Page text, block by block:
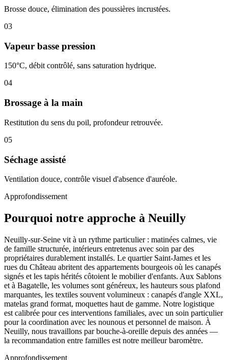
Brosse douce, élimination des poussières incrustées.
03
Vapeur basse pression
150°C, débit contrôlé, sans saturation hydrique.
04
Brossage à la main
Restitution du sens du poil, profondeur retrouvée.
05
Séchage assisté
Ventilation douce, contrôle visuel d'absence d'auréole.
Approfondissement
Pourquoi notre approche à Neuilly
Neuilly-sur-Seine vit à un rythme particulier : matinées calmes, vie
de famille structurée, intérieurs entretenus avec soin par des
propriétaires durablement installés. Le quartier Saint-James et les
rues du Château abritent des appartements bourgeois où les canapés
signés et les tapis hérités côtoient le mobilier d'enfants. Aux Sablons
et à Bagatelle, les volumes sont généreux, les hauteurs sous plafond
marquantes, les textiles souvent volumineux : canapés d'angle XXL,
matelas grand format, moquettes haut de gamme. Notre logistique
est calibrée pour ces interventions familiales, avec un soin particulier
pour la coordination avec les nounous et personnel de maison. À
Neuilly, nous travaillons par bouche-à-oreille depuis des années —
la recommandation entre familles est notre meilleur baromètre.
Approfondissement